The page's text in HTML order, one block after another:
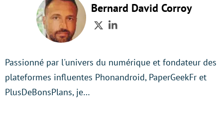
Bernard David Corroy
TwitterLinkedIn
Passionné par l'univers du numérique et fondateur des
plateformes influentes Phonandroid, PaperGeekFr et
PlusDeBonsPlans, je…